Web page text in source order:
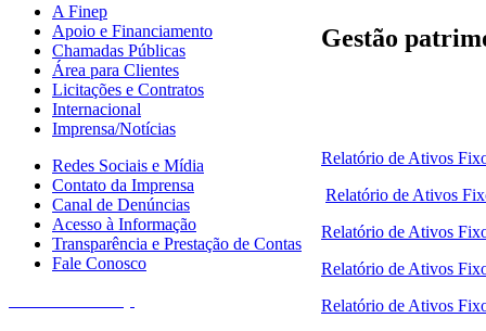
Gestão
Relatório de Ativos
Relatório de Ativos
Relatório de Ativos
Relatório de Ativos
Relatório de Ativos
A Finep
Apoio e Financiamento
Chamadas Públicas
Área para Clientes
Licitações e Contratos
Internacional
Imprensa/Notícias
Redes Sociais e Mídia
Contato da Imprensa
Canal de Denúncias
Acesso à Informação
Transparência e Prestação de Contas
Fale Conosco